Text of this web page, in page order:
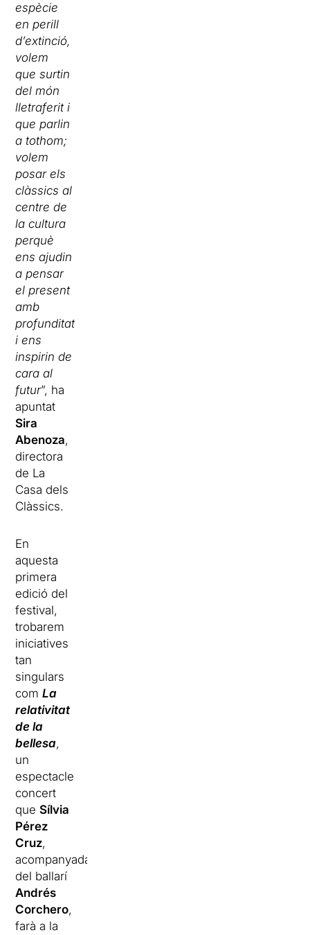
espècie
en perill
d’extinció,
volem
que surtin
del món
lletraferit i
que parlin
a tothom;
volem
posar els
clàssics al
centre de
la cultura
perquè
ens ajudin
a pensar
el present
amb
profunditat
i ens
inspirin de
cara al
futur”, ha
apuntat
Sira
Abenoza,
directora
de La
Casa dels
Clàssics.
En
aquesta
primera
edició del
festival,
trobarem
iniciatives
tan
singulars
comLa
relativitat
de la
bellesa,
un
espectacle
concert
queSílvia
Pérez
Cruz,
acompanyada
del ballarí
Andrés
Corchero,
farà a la